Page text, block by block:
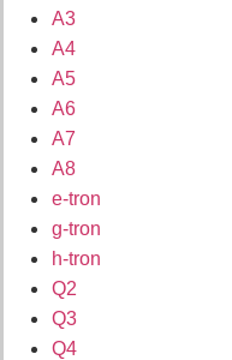
A3
A4
A5
A6
A7
A8
e-tron
g-tron
h-tron
Q2
Q3
Q4